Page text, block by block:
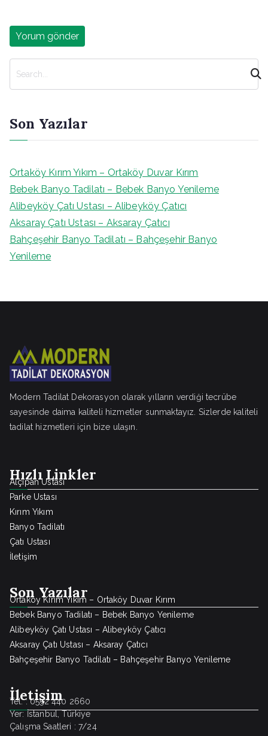
Son Yazılar
Ortaköy Kırım Yıkım – Ortaköy Duvar Kırım
Bebek Banyo Tadilatı – Bebek Banyo Yenileme
Alibeyköy Çatı Ustası – Alibeyköy Çatıcı
Aksaray Çatı Ustası – Aksaray Çatıcı
Bahçeşehir Banyo Tadilatı – Bahçeşehir Banyo
Yenileme
Modern Tadilat Dekorasyon olarak yılların verdiği tecrübe
sayesinde daima kaliteli hizmetler sunmaktayız. Sizlerde kaliteli
tadilat hizmetleri için bize ulaşın.
Hızlı Linkler
Alçıpan Ustası
Parke Ustası
Kırım Yıkım
Banyo Tadilatı
Çatı Ustası
İletişim
Son Yazılar
Ortaköy Kırım Yıkım – Ortaköy Duvar Kırım
Bebek Banyo Tadilatı – Bebek Banyo Yenileme
Alibeyköy Çatı Ustası – Alibeyköy Çatıcı
Aksaray Çatı Ustası – Aksaray Çatıcı
Bahçeşehir Banyo Tadilatı – Bahçeşehir Banyo Yenileme
İletişim
Tel. : 0552 440 2660
Yer: İstanbul, Türkiye
Çalışma Saatleri : 7/24